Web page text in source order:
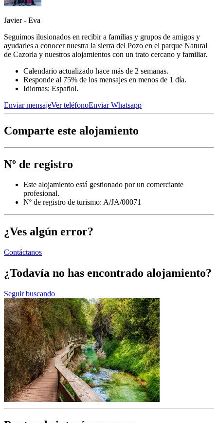
Javier - Eva
Seguimos ilusionados en recibir a familias y grupos de amigos y
ayudarles a conocer nuestra la sierra del Pozo en el parque Natural
de Cazorla y nuestros alojamientos con un trato cercano y familiar.
Calendario actualizado hace más de 2 semanas.
Responde al 75% de los mensajes en menos de 1 día.
Idiomas: Español.
Enviar mensajeVer teléfonoEnviar Whatsapp
Comparte este alojamiento
Nº de registro
Este alojamiento está gestionado por un comerciante
profesional.
Nº de registro de turismo: A/JA/00071
¿Ves algún error?
Contáctanos
¿Todavía no has encontrado alojamiento?
Seguir buscando